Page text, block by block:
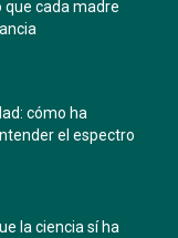
que cada madre
cómo ha
el espectro
la ciencia sí ha